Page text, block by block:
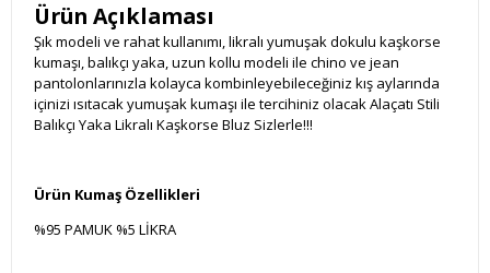
Ürün Açıklaması
Şık modeli ve rahat kullanımı, likralı yumuşak dokulu kaşkorse
kumaşı, balıkçı yaka, uzun kollu modeli ile chino ve jean
pantolonlarınızla kolayca kombinleyebileceğiniz kış aylarında
içinizi ısıtacak yumuşak kumaşı ile tercihiniz olacak Alaçatı Stili
Balıkçı Yaka Likralı Kaşkorse Bluz Sizlerle!!!
Ürün Kumaş Özellikleri
%95 PAMUK %5 LİKRA